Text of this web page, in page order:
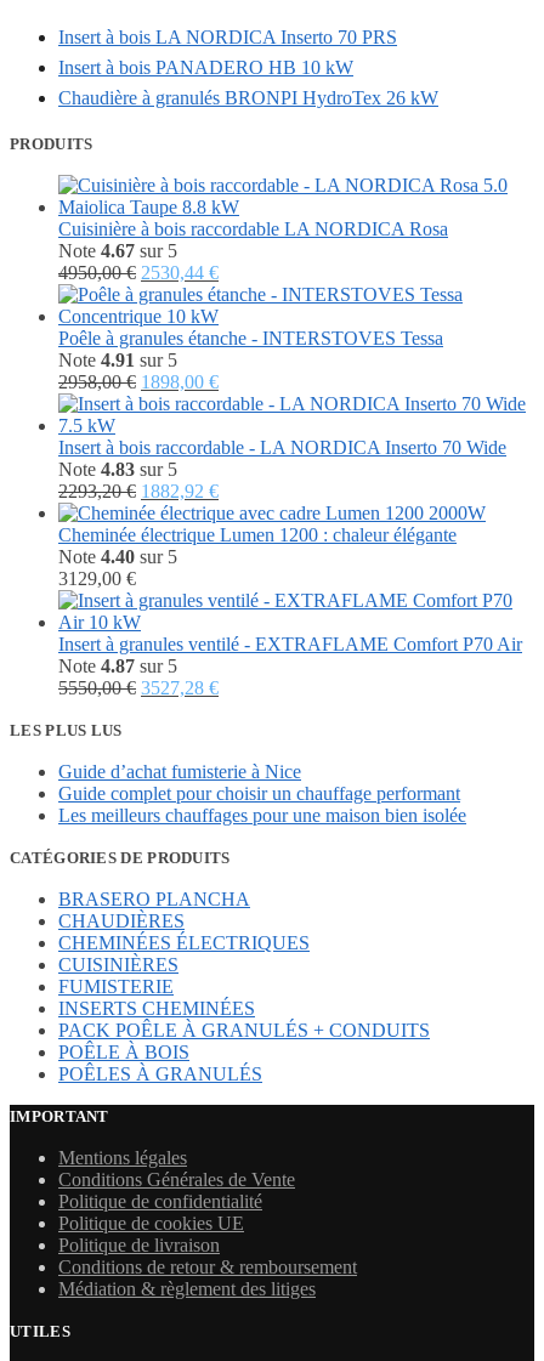
Insert à bois LA NORDICA Inserto 70 PRS
Insert à bois PANADERO HB 10 kW
Chaudière à granulés BRONPI HydroTex 26 kW
PRODUITS
Cuisinière à bois raccordable LA NORDICA Rosa
Note 4.67 sur 5
4950,00€ Le
prix
initial
était :
4950,00 €.
2530,44 €Le
prix
actuel
est :
Poêle à granules étanche - INTERSTOVES Tessa
Note 4.91 sur 5
2958,00€ Le
prix
était :
2958,00 €.
1898,00 €Le
prix
est :
Insert à bois raccordable - LA NORDICA Inserto 70 Wide
Note 4.83 sur 5
2293,20€ Le
prix
initial
était :
1882,92 €Le
prix
actuel
Cheminée électrique Lumen 1200 : chaleur élégante
Note 4.40 sur 5
3129,00 €
Insert à granules ventilé - EXTRAFLAME Comfort P70 Air
Note 4.87 sur 5
5550,00€ Le
5550,00 €.
3527,28 €Le
3527,28 €.
LES PLUS LUS
Guide d’achat fumisterie à Nice
Guide complet pour choisir un chauffage performant
Les meilleurs chauffages pour une maison bien isolée
CATÉGORIES DE PRODUITS
BRASERO PLANCHA
CHAUDIÈRES
CHEMINÉES ÉLECTRIQUES
CUISINIÈRES
FUMISTERIE
INSERTS CHEMINÉES
PACK POÊLE À GRANULÉS + CONDUITS
POÊLE À BOIS
POÊLES À GRANULÉS
IMPORTANT
Mentions légales
Conditions Générales de Vente
Politique de confidentialité
Politique de cookies UE
Politique de livraison
Conditions de retour & remboursement
Médiation & règlement des litiges
UTILES